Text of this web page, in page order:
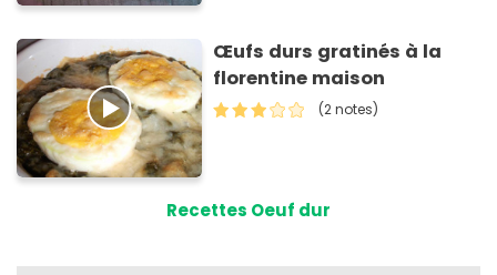
Œufs durs gratinés à la
florentine maison
(2 notes)
Recettes Oeuf dur